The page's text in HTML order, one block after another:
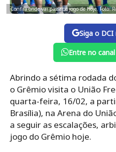
Confira onde vai passar o jogo de hoje. Foto:
Siga o
Entre no
Abrindo a sétima rodada
o Grêmio visita o União
quarta-feira, 16/02, a
Brasília), na Arena do
a seguir as escalações,
jogo do Grêmio hoje.